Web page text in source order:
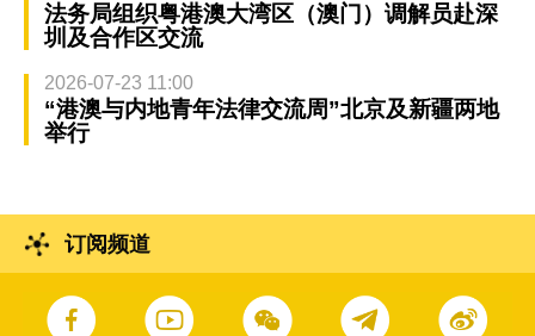
法务局组织粤港澳大湾区（澳门）调解员赴深
圳及合作区交流
2026-07-23 11:00
“港澳与内地青年法律交流周”北京及新疆两地
举行
订阅频道